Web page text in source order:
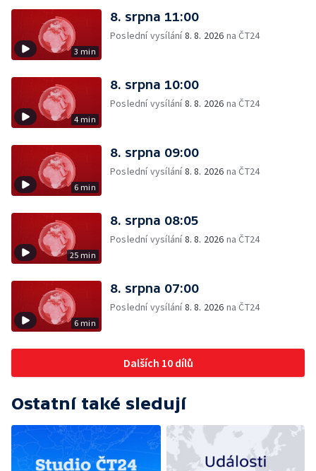
3 min
8. srpna 11:00
Poslední vysílání8. 8. 2026 na ČT24
4 min
8. srpna 10:00
Poslední vysílání8. 8. 2026 na ČT24
6 min
8. srpna 09:00
Poslední vysílání8. 8. 2026 na ČT24
25 min
8. srpna 08:05
Poslední vysílání8. 8. 2026 na ČT24
6 min
8. srpna 07:00
Poslední vysílání8. 8. 2026 na ČT24
Dalších 10 dílů
Ostatní také sledují